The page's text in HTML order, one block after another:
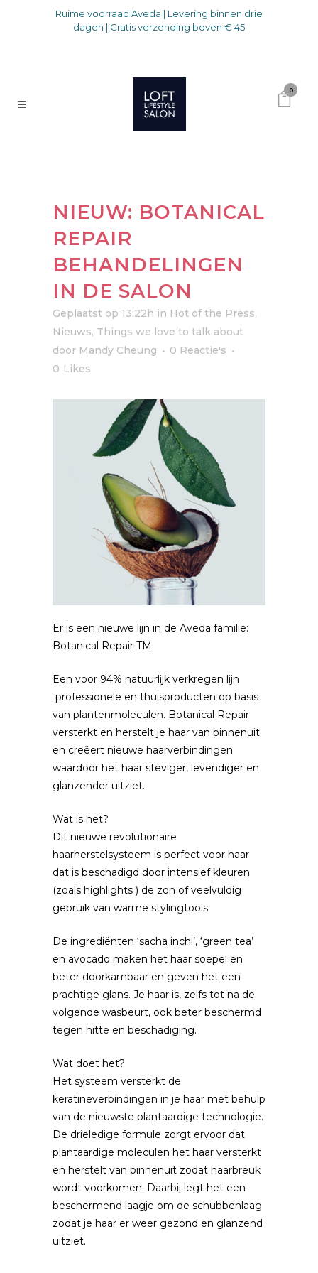
Ruime voorraad Aveda | Levering binnen drie
dagen | Gratis verzending boven € 45
0
NIEUW: BOTANICAL
REPAIR
BEHANDELINGEN
IN DE SALON
Geplaatst op 13:22h in Hot of the Press,
Nieuws, Things we love to talk about
door Mandy Cheung
0 Reactie's
0 Likes
Er is een nieuwe lijn in de Aveda familie:
Botanical Repair TM.
Een voor 94% natuurlijk verkregen lijn
professionele en thuisproducten op basis
van plantenmoleculen. Botanical Repair
versterkt en herstelt je haar van binnenuit
en creëert nieuwe haarverbindingen
waardoor het haar steviger, levendiger en
glanzender uitziet.
Wat is het?
Dit nieuwe revolutionaire
haarherstelsysteem is perfect voor haar
dat is beschadigd door intensief kleuren
(zoals highlights ) de zon of veelvuldig
gebruik van warme stylingtools.
De ingrediënten ‘sacha inchi’, ‘green tea’
en avocado maken het haar soepel en
beter doorkambaar en geven het een
prachtige glans. Je haar is, zelfs tot na de
volgende wasbeurt, ook beter beschermd
tegen hitte en beschadiging.
Wat doet het?
Het systeem versterkt de
keratineverbindingen in je haar met behulp
van de nieuwste plantaardige technologie.
De drieledige formule zorgt ervoor dat
plantaardige moleculen het haar versterkt
en herstelt van binnenuit zodat haarbreuk
wordt voorkomen. Daarbij legt het een
beschermend laagje om de schubbenlaag
zodat je haar er weer gezond en glanzend
uitziet.